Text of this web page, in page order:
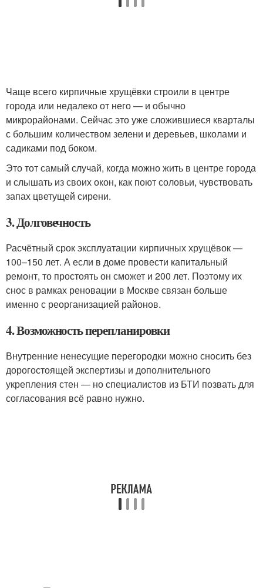
Чаще всего кирпичные хрущёвки строили в центре
города или недалеко от него — и обычно
микрорайонами. Сейчас это уже сложившиеся кварталы
с большим количеством зелени и деревьев, школами и
садиками под боком.
Это тот самый случай, когда можно жить в центре города
и слышать из своих окон, как поют соловьи, чувствовать
запах цветущей сирени.
3. Долговечность
Расчётный срок эксплуатации кирпичных хрущёвок —
100–150 лет. А если в доме провести капитальный
ремонт, то простоять он сможет и 200 лет. Поэтому их
снос в рамках реновации в Москве связан больше
именно с реорганизацией районов.
4. Возможность перепланировки
Внутренние ненесущие перегородки можно сносить без
дорогостоящей экспертизы и дополнительного
укрепления стен — но специалистов из БТИ позвать для
согласования всё равно нужно.